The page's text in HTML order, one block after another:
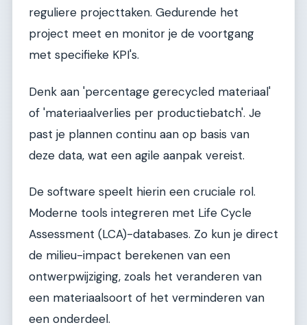
reguliere projecttaken. Gedurende het
project meet en monitor je de voortgang
met specifieke KPI's.
Denk aan 'percentage gerecycled materiaal'
of 'materiaalverlies per productiebatch'. Je
past je plannen continu aan op basis van
deze data, wat een agile aanpak vereist.
De software speelt hierin een cruciale rol.
Moderne tools integreren met Life Cycle
Assessment (LCA)-databases. Zo kun je direct
de milieu-impact berekenen van een
ontwerpwijziging, zoals het veranderen van
een materiaalsoort of het verminderen van
een onderdeel.